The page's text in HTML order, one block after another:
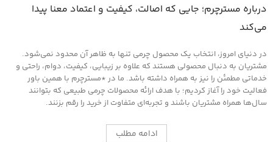
مناسب کیف و کفش، پوشاک و مبلمان
درباره مسترچرم؛ جایی که اصالت، کیفیت و اعتماد معنا پیدا
می‌کند
در دنیای امروز، انتخاب یک محصول چرمی تنها به ظاهر آن محدود نمی‌شود.
مشتریان به دنبال محصولی هستند که علاوه بر زیبایی، کیفیت، دوام، راحتی و
خدماتی مطمئن را نیز به همراه داشته باشد. ما در *مسترچرم با همین باور
فعالیت خود را آغاز کردیم؛ با هدف ارائه محصولات چرمی طبیعی که بتوانند
سال‌ها همراه مشتریان باشند و تجربه‌ای متفاوت از خرید را رقم بزنند.
ادامه مطلب